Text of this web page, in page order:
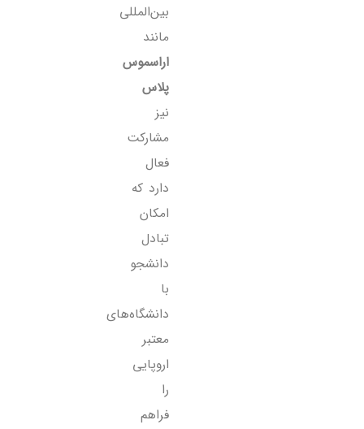
بین‌المللی
مانند
اراسموس
پلاس
نیز
مشارکت
فعال
دارد که
امکان
تبادل
دانشجو
با
دانشگاه‌های
معتبر
اروپایی
را
فراهم